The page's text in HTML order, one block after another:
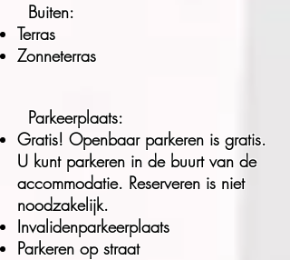
Buiten:
Terras
Zonneterras
Parkeerplaats:
Gratis! Openbaar parkeren is gratis.
U kunt parkeren in de buurt van de
accommodatie. Reserveren is niet
noodzakelijk.
Invalidenparkeerplaats
Parkeren op straat